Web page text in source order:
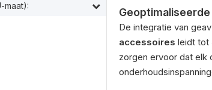
maat):
De integratie van
accessoires leidt tot
zorgen ervoor dat elk